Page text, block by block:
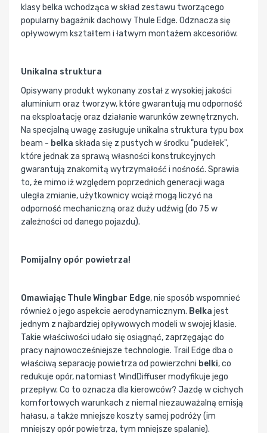
klasy belka wchodząca w skład zestawu tworzącego
popularny bagażnik dachowy Thule Edge. Odznacza się
opływowym kształtem i łatwym montażem akcesoriów.
Unikalna struktura
Opisywany produkt wykonany został z wysokiej jakości
aluminium oraz tworzyw, które gwarantują mu odporność
na eksploatację oraz działanie warunków zewnętrznych.
Na specjalną uwagę zasługuje unikalna struktura typu box
beam - belka składa się z pustych w środku "pudełek",
które jednak za sprawą własności konstrukcyjnych
gwarantują znakomitą wytrzymałość i nośność. Sprawia
to, że mimo iż względem poprzednich generacji waga
uległa zmianie, użytkownicy wciąż mogą liczyć na
odporność mechaniczną oraz duży udźwig (do 75 w
zależności od danego pojazdu).
Pomijalny opór powietrza!
Omawiając Thule Wingbar Edge, nie sposób wspomnieć
również o jego aspekcie aerodynamicznym. Belka jest
jednym z najbardziej opływowych modeli w swojej klasie.
Takie właściwości udało się osiągnąć, zaprzęgając do
pracy najnowocześniejsze technologie. Trail Edge dba o
właściwą separację powietrza od powierzchni belki, co
redukuje opór, natomiast WindDiffuser modyfikuje jego
przepływ. Co to oznacza dla kierowców? Jazdę w cichych
komfortowych warunkach z niemal niezauważalną emisją
hałasu, a także mniejsze koszty samej podróży (im
mniejszy opór powietrza, tym mniejsze spalanie).